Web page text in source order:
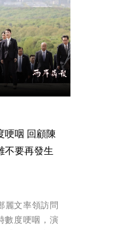
哽咽 回顧陳
不要再發生
麗文率領訪問
數度哽咽，演